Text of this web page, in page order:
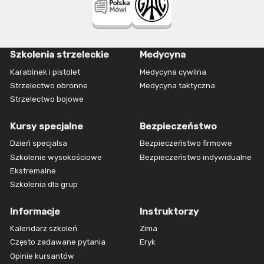
Szkolenia strzeleckie
Karabinek i pistolet
Strzelectwo obronne
Strzelectwo bojoweWarszawa
Medycynapola
walki
kurs
Medycyna cywilnaszkolenie
Medycyna taktycznaszkolenie
Kursy specjalne
Dzień specjalsa
Szkolenie wysokościoweWarszawa
Ekstremalne
Szkolenia dla grupzorganizowanych
Bezpieczeństwo
Bezpieczeństwo firmowe
Bezpieczeństwo indywidualne
Informacje
Kalendarz szkoleń
Często zadawane pytania
Opinie kursantów
Instruktorzy
Zima
Eryk